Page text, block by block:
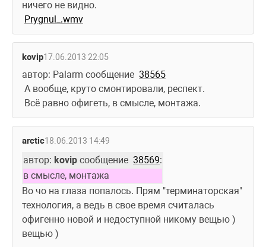
ничего не видно.
Prygnul_.wmv
kovip17.06.2013 22:05
автор: Palarm сообщение 38565
А вообще, круто смонтировали, респект.
Всё равно офигеть, в смысле, монтажа.
arctic18.06.2013 14:49
автор: kovip сообщение 38569:
в смысле, монтажа
Во чо на глаза попалось. Прям "терминаторская"
технология, а ведь в свое время считалась
офигенно новой и недоступной никому вещью )
вещью )